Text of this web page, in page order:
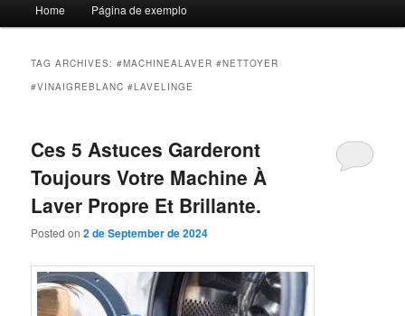
Home Página de exemplo
TAG ARCHIVES:#MACHINEALAVER #NETTOYER
#VINAIGREBLANC #LAVELINGE
Ces 5 Astuces Garderont
Toujours Votre Machine À
Laver Propre Et Brillante.
Posted on2 de September de 2024